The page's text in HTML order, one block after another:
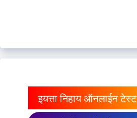
इयत्ता निहाय ऑनलाईन टेस्ट